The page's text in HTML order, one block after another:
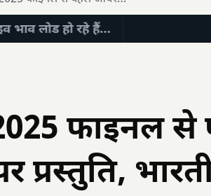
भाव लोड हो रहे हैं…
फाइनल
प्रस्तुति,